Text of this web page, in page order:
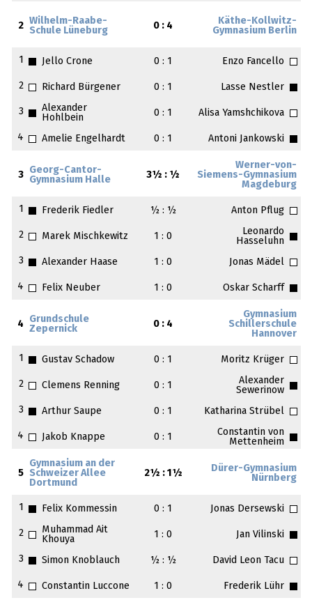
2
Wilhelm-Raabe-
Schule Lüneburg
0 : 4
Käthe-Kollwitz-
Gymnasium Berlin
1 Jello Crone 0 : 1 Enzo Fancello
2 Richard Bürgener 0 : 1 Lasse Nestler
3
Alexander
Hohlbein
0 : 1 Alisa Yamshchikova
4 Amelie Engelhardt 0 : 1 Antoni Jankowski
3
Georg-Cantor-
Gymnasium Halle
3½ : ½
Werner-von-
Siemens-Gymnasium
Magdeburg
1 Frederik Fiedler ½ : ½ Anton Pflug
2 Marek Mischkewitz 1 : 0
Leonardo
Hasseluhn
3
Alexander Haase 1 : 0 Jonas Mädel
4 Felix Neuber 1 : 0 Oskar Scharff
4
Grundschule
Zepernick
0 : 4
Gymnasium
Schillerschule
Hannover
1 Gustav Schadow 0 : 1 Moritz Krüger
2 Clemens Renning 0 : 1
Alexander
Sewerinow
3
Arthur Saupe 0 : 1 Katharina Strübel
4 Jakob Knappe 0 : 1
Constantin von
Mettenheim
5
Gymnasium an der
Schweizer Allee
Dortmund
2½ : 1½
Dürer-Gymnasium
Nürnberg
1 Felix Kommessin 0 : 1 Jonas Dersewski
2
Muhammad Ait
Khouya
1 : 0 Jan Vilinski
3 Simon Knoblauch ½ : ½ David Leon Tacu
4 Constantin Luccone 1 : 0 Frederik Lühr